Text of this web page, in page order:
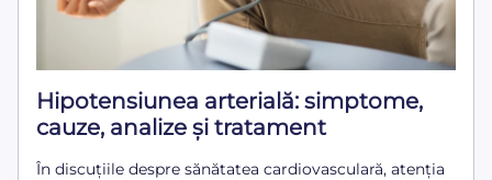
Hipotensiunea arterială: simptome,
cauze, analize și tratament
În discuțiile despre sănătatea cardiovasculară, atenția